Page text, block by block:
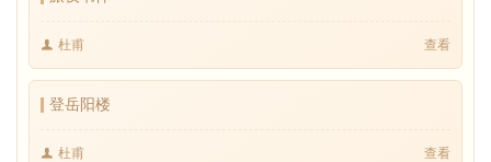
杜甫 查看
登岳阳楼
杜甫 查看